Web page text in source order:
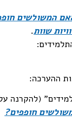
המשולשים
שוות.
ההערכה:
(להקרנה
חופפים?